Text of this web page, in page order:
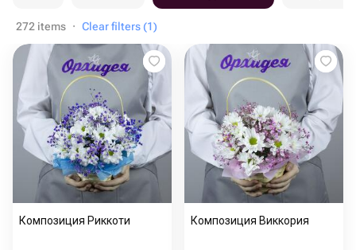
272 items · Clear filters (1)
Композиция Риккоти Композиция Виккория